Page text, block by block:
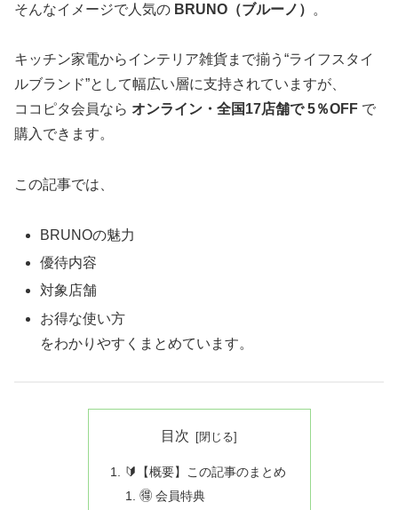
そんなイメージで人気の BRUNO（ブルーノ） 。
キッチン家電からインテリア雑貨まで揃う“ライフスタイ
ルブランド”として幅広い層に支持されていますが、
ココピタ会員なら オンライン・全国17店舗で 5％OFF で
購入できます。
この記事では、
BRUNOの魅力
優待内容
対象店舗
お得な使い方
をわかりやすくまとめています。
目次
🔰【概要】この記事のまとめ
🉐 会員特典